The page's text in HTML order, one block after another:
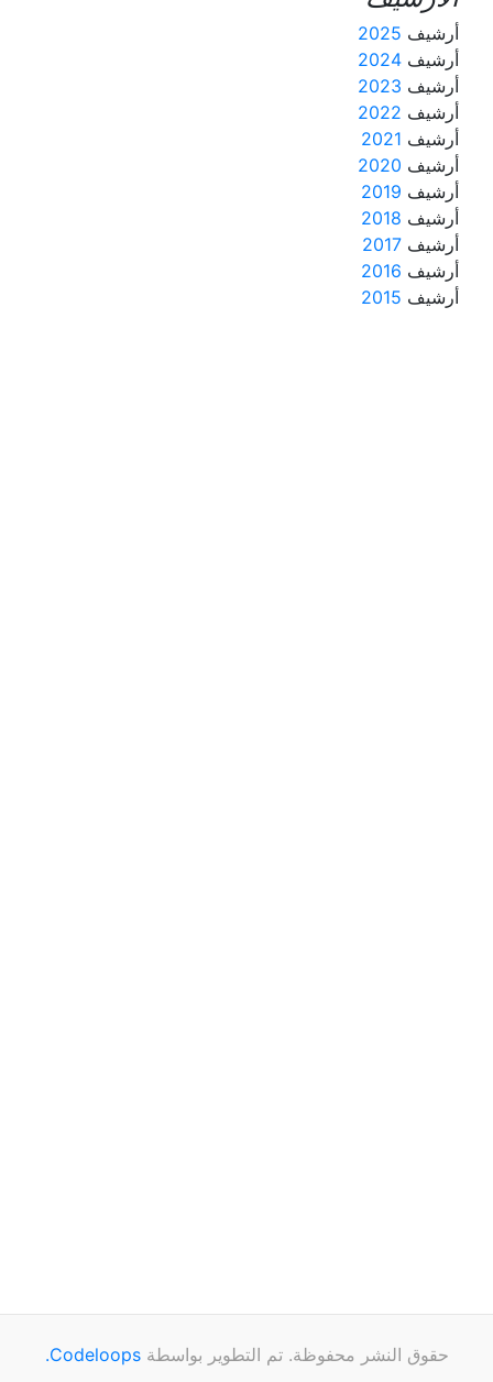
أرشيف 2025
أرشيف 2024
أرشيف 2023
أرشيف 2022
أرشيف 2021
أرشيف 2020
أرشيف 2019
أرشيف 2018
أرشيف 2017
أرشيف 2016
أرشيف 2015
حقوق النشر محفوظة. تم التطوير بواسطةCodeloops.